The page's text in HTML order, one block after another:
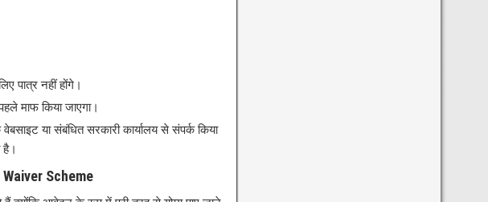
पात्र नहीं होंगे।
माफ किया जाएगा।
या संबंधित सरकारी कार्यालय से संपर्क किया
है।
Scheme